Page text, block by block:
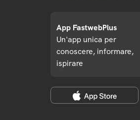
App FastwebPlus
Un'app unica per
conoscere, informare,
ispirare